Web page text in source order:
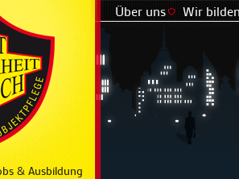
& Ausbildung
Über uns Wir